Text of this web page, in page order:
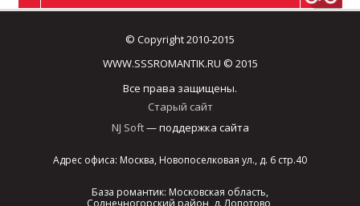
© Copyright 2010-2015
WWW.SSSROMANTIK.RU © 2015
Все права защищены.
Старый сайт
NJ Soft— поддержка сайта
Адрес офиса: Москва, Новопоселковая ул., д. 6 стр.40
База романтик: Московская область,
Солнечногорский район, д. Лопотово